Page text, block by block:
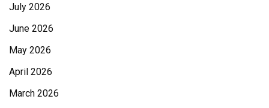
July 2026
June 2026
May 2026
April 2026
March 2026